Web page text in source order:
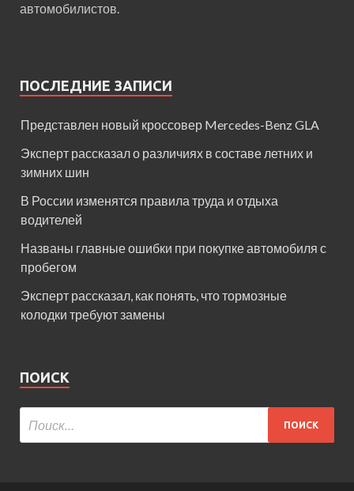
автомобилистов.
ПОСЛЕДНИЕ ЗАПИСИ
Представлен новый кроссовер Mercedes-Benz GLA
Эксперт рассказал о различиях в составе летних и
зимних шин
В России изменятся правила труда и отдыха
водителей
Названы главные ошибки при покупке автомобиля с
пробегом
Эксперт рассказал, как понять, что тормозные
колодки требуют замены
ПОИСК